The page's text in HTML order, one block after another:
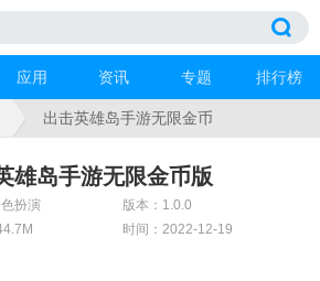
应用 资讯 专题 排行榜
出击英雄岛手游无限金币
雄岛手游无限金币版
扮演
版本：1.0.0
时间：2022-12-19